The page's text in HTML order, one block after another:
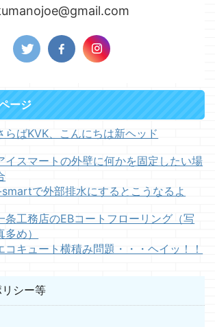
ージ
らばKVK、こんにちは新ヘッド
イスマートの外壁に何かを固定したい場
で外部排水にするとこうなるよ
条工務店のEBコートフローリング（写
多め）
コキュート横積み問題・・・ヘイッ！！
シー等